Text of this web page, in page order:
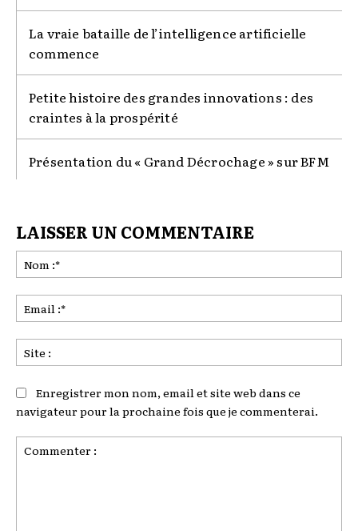
La vraie bataille de l’intelligence artificielle
commence
Petite histoire des grandes innovations : des
craintes à la prospérité
Présentation du « Grand Décrochage » sur BFM
LAISSER UN COMMENTAIRE
:*
:*
:
Enregistrer mon nom, email et site web dans ce
navigateur pour la prochaine fois que je commenterai.